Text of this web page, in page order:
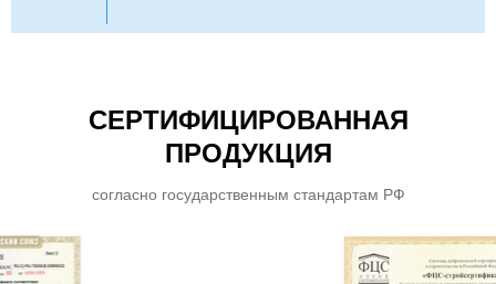
СЕРТИФИЦИРОВАННАЯ
ПРОДУКЦИЯ
согласно государственным стандартам РФ